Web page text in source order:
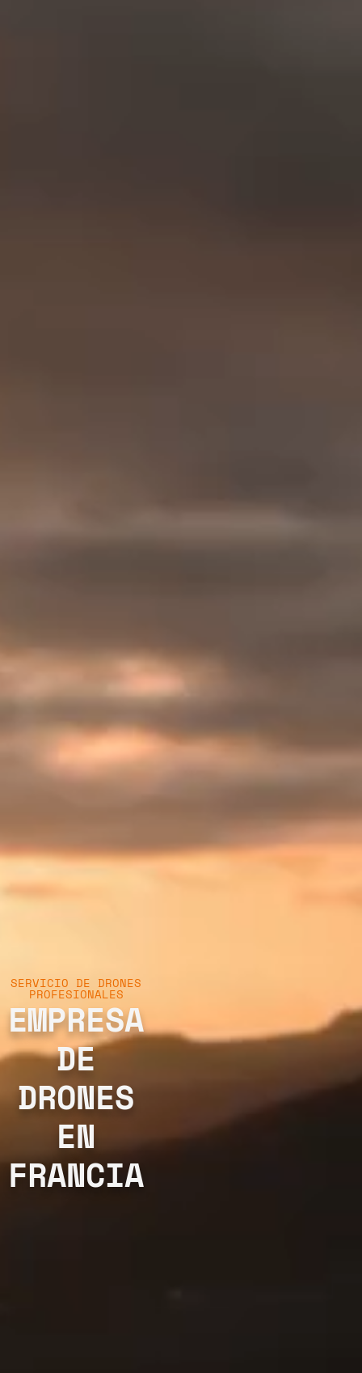
SERVICIO DE DRONES
PROFESIONALES
EMPRESA
DE
DRONES
EN
FRANCIA